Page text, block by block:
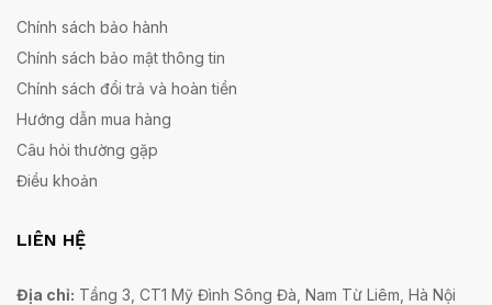
Chính sách bảo hành
Chính sách bảo mật thông tin
Chính sách đổi trả và hoàn tiền
Hướng dẫn mua hàng
Câu hỏi thường gặp
Điều khoản
LIÊN HỆ
Địa chỉ: Tầng 3, CT1 Mỹ Đình Sông Đà, Nam Từ Liêm, Hà Nội